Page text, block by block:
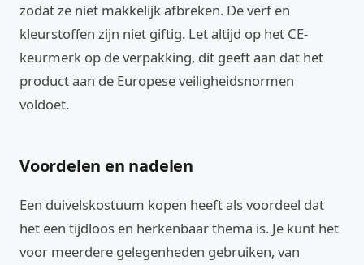
zodat ze niet makkelijk afbreken. De verf en
kleurstoffen zijn niet giftig. Let altijd op het CE-
keurmerk op de verpakking, dit geeft aan dat het
product aan de Europese veiligheidsnormen
voldoet.
Voordelen en nadelen
Een duivelskostuum kopen heeft als voordeel dat
het een tijdloos en herkenbaar thema is. Je kunt het
voor meerdere gelegenheden gebruiken, van